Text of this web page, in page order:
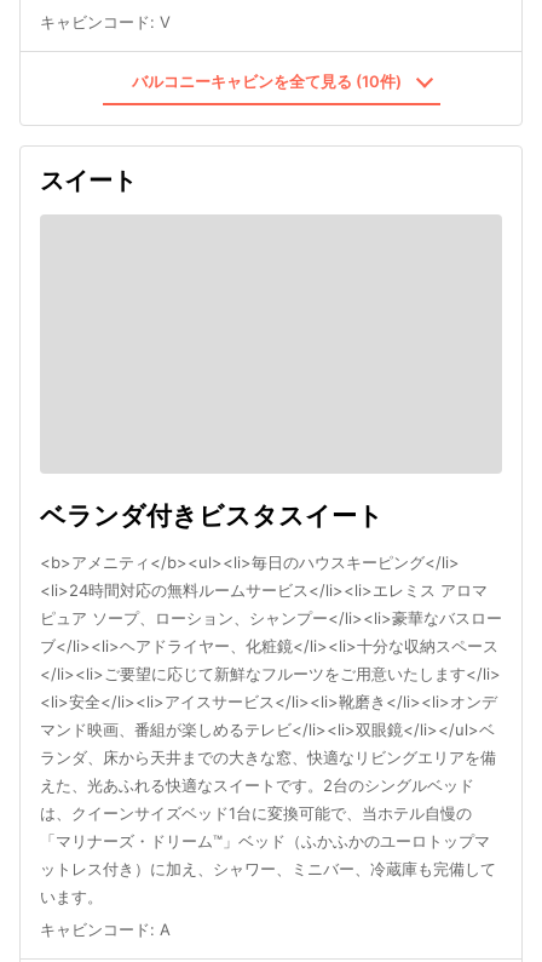
キャビンコード: V
バルコニーキャビンを全て見る (10件)
スイート
ベランダ付きビスタスイート
<b>アメニティ</b><ul><li>毎日のハウスキーピング</li>
<li>24時間対応の無料ルームサービス</li><li>エレミス アロマ
ピュア ソープ、ローション、シャンプー</li><li>豪華なバスロー
ブ</li><li>ヘアドライヤー、化粧鏡</li><li>十分な収納スペース
</li><li>ご要望に応じて新鮮なフルーツをご用意いたします</li>
<li>安全</li><li>アイスサービス</li><li>靴磨き</li><li>オンデ
マンド映画、番組が楽しめるテレビ</li><li>双眼鏡</li></ul>ベ
ランダ、床から天井までの大きな窓、快適なリビングエリアを備
えた、光あふれる快適なスイートです。2台のシングルベッド
は、クイーンサイズベッド1台に変換可能で、当ホテル自慢の
「マリナーズ・ドリーム™」ベッド（ふかふかのユーロトップマ
ットレス付き）に加え、シャワー、ミニバー、冷蔵庫も完備して
います。
キャビンコード: A